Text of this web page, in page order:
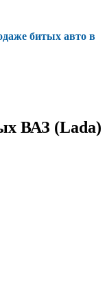
битых авто в
ВАЗ (Lada)